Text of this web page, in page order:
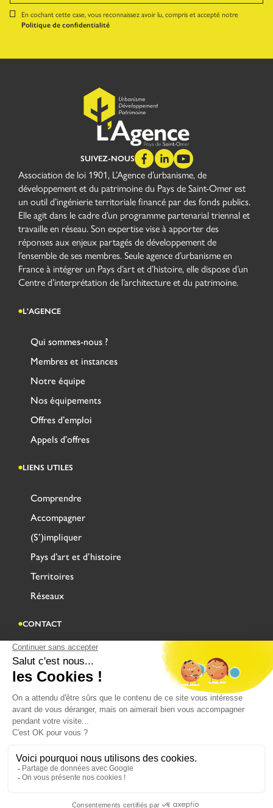
En cochant cette case, vous reconnaissez avoir lu, compris et accepté notre
Politique de confidentialité
SUIVEZ-NOUS
Association de loi 1901, L’Agence d’urbanisme, de
développement et du patrimoine du Pays de Saint-Omer est
un outil d’ingénierie territoriale financé par des fonds publics.
Elle agit dans le cadre d’un programme partenarial triennal et
travaille en réseau. Son expertise vise à apporter des
réponses aux enjeux partagés de développement de
l’ensemble de ses membres. Seule agence d’urbanisme en
France à intégrer un Pays d’art et d’histoire, elle dispose d’un
Centre d’interprétation de l’architecture et du patrimoine.
L'AGENCE
Qui sommes-nous ?
Membres et instances
Notre équipe
Nos équipements
Offres d’emploi
Appels d’offres
LIENS UTILES
Comprendre
Accompagner
(S’)impliquer
Pays d’art et d’histoire
Territoires
Réseaux
CONTACT
Adresse
Centre Administratif Saint Louis
Rue Saint-Sépulcre CS 90128
CONTACTEZ-NOUS
MENTIONS LÉGALES POLITIQUE DE CONFIDENTIALITÉ